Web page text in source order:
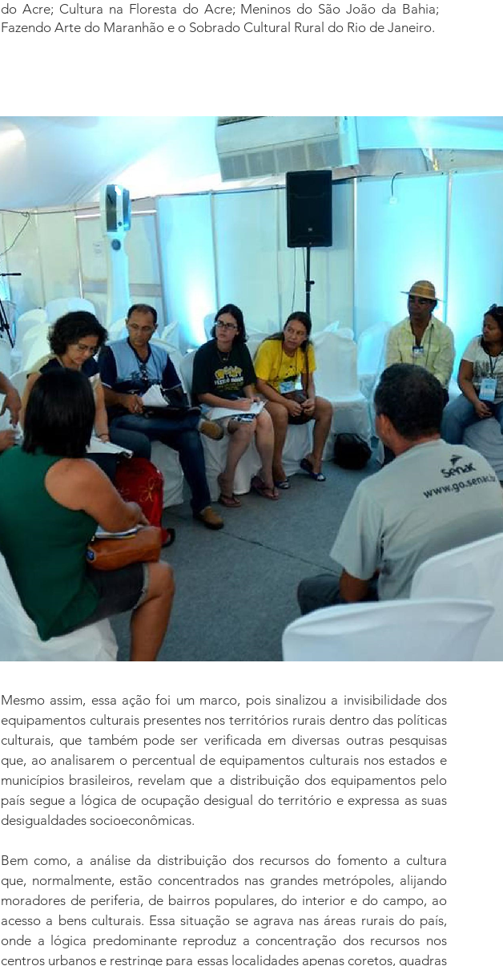
do Acre; Cultura na Floresta do Acre; Meninos do São João da Bahia;
Fazendo Arte do Maranhão e o Sobrado Cultural Rural do Rio de Janeiro.
Mesmo assim, essa ação foi um marco, pois sinalizou a invisibilidade dos
equipamentos culturais presentes nos territórios rurais dentro das políticas
culturais, que também pode ser verificada em diversas outras pesquisas
que, ao analisarem o percentual de equipamentos culturais nos estados e
municípios brasileiros, revelam que a distribuição dos equipamentos pelo
país segue a lógica de ocupação desigual do território e expressa as suas
desigualdades socioeconômicas.
Bem como, a análise da distribuição dos recursos do fomento a cultura
que, normalmente, estão concentrados nas grandes metrópoles, alijando
moradores de periferia, de bairros populares, do interior e do campo, ao
acesso a bens culturais. Essa situação se agrava nas áreas rurais do país,
onde a lógica predominante reproduz a concentração dos recursos nos
centros urbanos e restringe para essas localidades apenas coretos, quadras